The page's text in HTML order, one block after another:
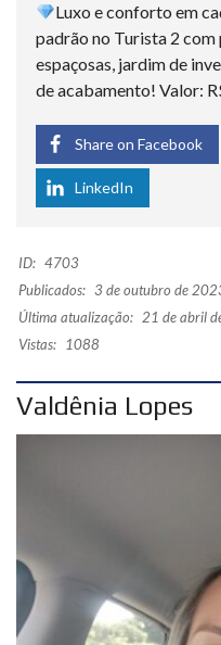
Luxo e conforto em
padrão no Turista 2 com
espaçosas, jardim de
de acabamento! Valor:
Share on Facebook
LinkedIn
ID: 4703
Publicados: 3 de outubro de
Última atualização: 21 de abril
Vistas:
1088
Valdênia Lopes